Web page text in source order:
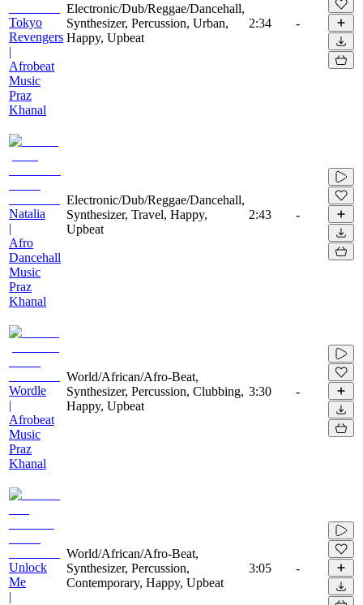
Tokyo
Revengers
|
Afrobeat
Music
Praz
Khanal
Electronic/Dub/Reggae/Dancehall,
Synthesizer, Percussion, Urban,
Happy, Upbeat
2:34 -
Natalia
|
Afro
Dancehall
Music
Praz
Khanal
Electronic/Dub/Reggae/Dancehall,
Synthesizer, Travel, Happy,
Upbeat
2:43 -
Wordle
|
Afrobeat
Music
Praz
Khanal
World/African/Afro-Beat,
Synthesizer, Percussion, Clubbing,
Happy, Upbeat
3:30 -
Unlock
Me
|
World/African/Afro-Beat,
Synthesizer, Percussion,
Contemporary, Happy, Upbeat
3:05 -